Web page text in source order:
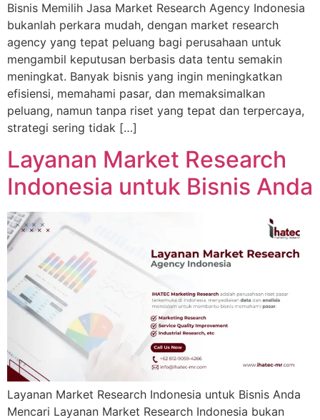
Bisnis Memilih Jasa Market Research Agency Indonesia
bukanlah perkara mudah, dengan market research
agency yang tepat peluang bagi perusahaan untuk
mengambil keputusan berbasis data tentu semakin
meningkat. Banyak bisnis yang ingin meningkatkan
efisiensi, memahami pasar, dan memaksimalkan
peluang, namun tanpa riset yang tepat dan terpercaya,
strategi sering tidak […]
Layanan Market Research
Indonesia untuk Bisnis Anda
Layanan Market Research Indonesia untuk Bisnis Anda
Mencari Layanan Market Research Indonesia bukan